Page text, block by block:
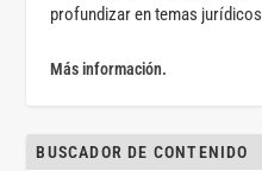
profundizar en temas
Más información.
BUSCADOR DE CONTENIDO